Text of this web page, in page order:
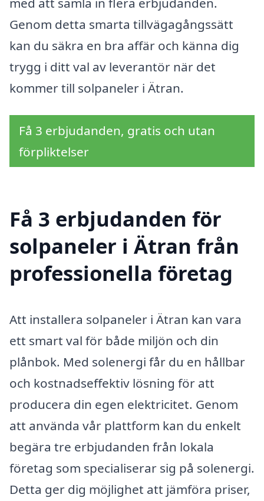
Genom detta smarta tillvägagångssätt
kan du säkra en bra affär och känna dig
trygg i ditt val av leverantör när det
kommer till solpaneler i Ätran.
Få 3 erbjudanden, gratis och utan
förpliktelser
Få 3 erbjudanden för
solpaneler i Ätran från
professionella företag
Att installera solpaneler i Ätran kan vara
ett smart val för både miljön och din
plånbok. Med solenergi får du en hållbar
och kostnadseffektiv lösning för att
producera din egen elektricitet. Genom
att använda vår plattform kan du enkelt
begära tre erbjudanden från lokala
företag som specialiserar sig på solenergi.
Detta ger dig möjlighet att jämföra priser,